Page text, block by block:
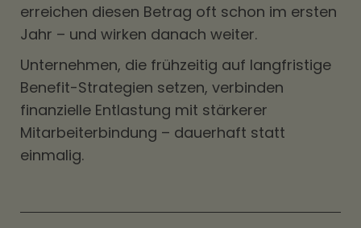
erreichen diesen Betrag oft schon im ersten
Jahr – und wirken danach weiter.
Unternehmen, die frühzeitig auf langfristige
Benefit-Strategien setzen, verbinden
finanzielle Entlastung mit stärkerer
Mitarbeiterbindung – dauerhaft statt
einmalig.